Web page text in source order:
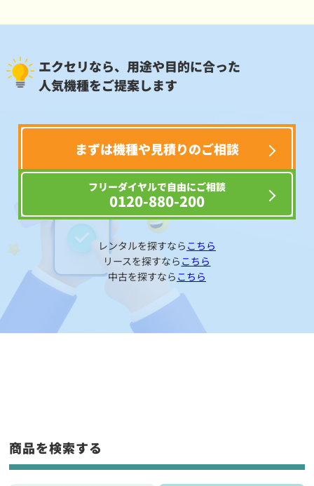
エクセリなら、用途や目的に合った
人気機種をご提案します
まずは機種や見積りのご相談
フリーダイヤルで自由にご相談
0120-880-200
レンタルを探すなら こちら
リースを探すなら こちら
中古を探すなら こちら
商品を検索する